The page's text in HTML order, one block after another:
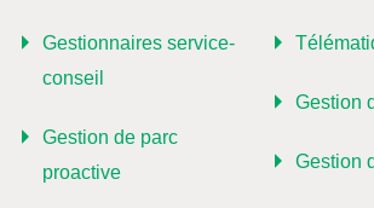
Gestionnaires service-
conseil
Gestion de parc
proactive
Gestion
Gestion